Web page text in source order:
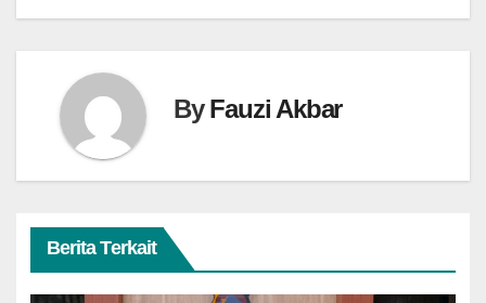
ByFauzi Akbar
Berita Terkait